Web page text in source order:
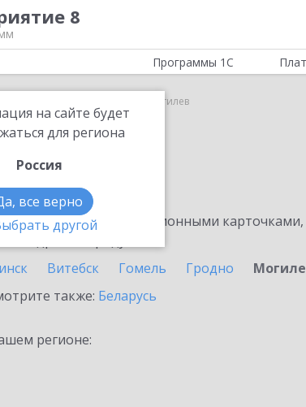
8
на сайте будет
для региона
Россия
все верно
другой
Программы 1С
Могилев
КОРП
Могилеве
с информационными
Витебск Гомель Гродно
также: Беларусь
регионе: